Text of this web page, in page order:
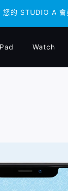
的 STUDIO A
的 STUDIO A
Watch